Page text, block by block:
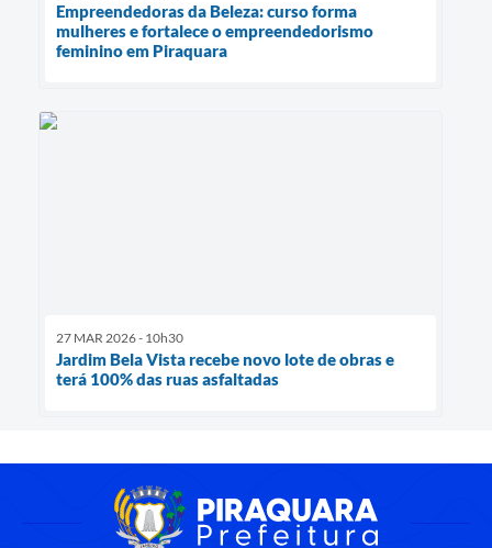
Empreendedoras da Beleza: curso forma
mulheres e fortalece o empreendedorismo
feminino em Piraquara
27 MAR 2026 - 10h30
Jardim Bela Vista recebe novo lote de obras e
terá 100% das ruas asfaltadas